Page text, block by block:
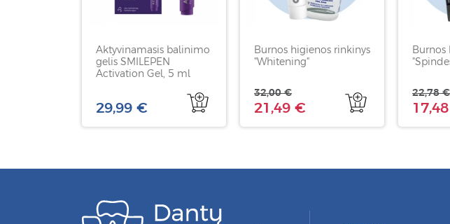
Aktyvinamasis balinimo
gelis SMILEPEN
Activation Gel, 5 ml
29,99 €
Burnos higienos rinkinys
"Whitening"
21,49 €
32,00 €
Burnos
22,78 €